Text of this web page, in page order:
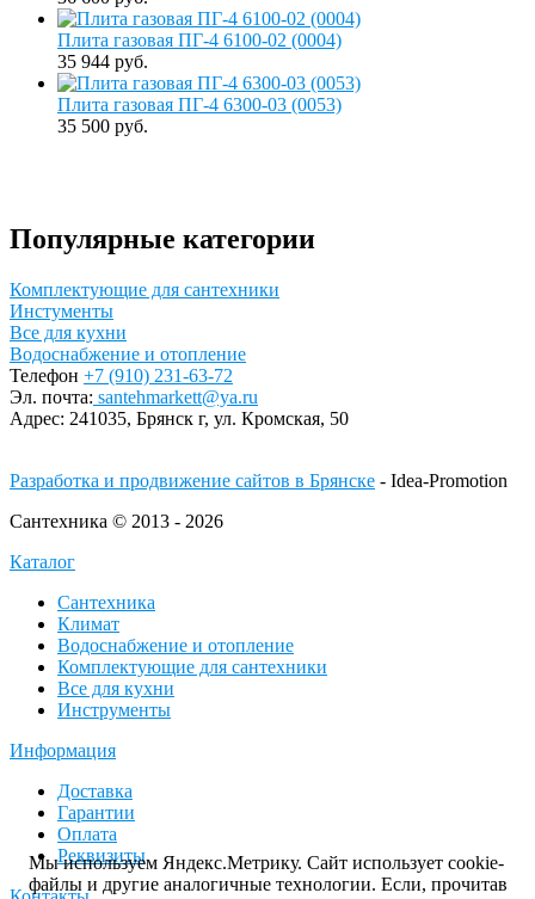
Плита газовая ПГ-4 6100-02 (0004)
35 944 руб.
Плита газовая ПГ-4 6300-03 (0053)
35 500 руб.
Популярные категории
Комплектующие для сантехники
Инстументы
Все для кухни
Водоснабжение и отопление
Телефон +7 (910) 231-63-72
Эл. почта: santehmarkett@ya.ru
Адрес: 241035, Брянск г, ул. Кромская, 50
Разработка и продвижение сайтов в Брянске - Idea-Promotion
Сантехника © 2013 - 2026
Каталог
Сантехника
Климат
Водоснабжение и отопление
Комплектующие для сантехники
Все для кухни
Инструменты
Информация
Доставка
Гарантии
Оплата
Реквизиты
Мы используем Яндекс.Метрику. Сайт использует cookie-
файлы и другие аналогичные технологии. Если, прочитав